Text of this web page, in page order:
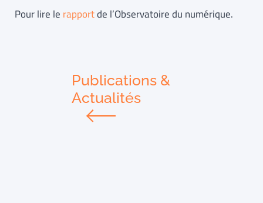
Pour lire le rapportde l’Observatoire du numérique.
Publications &
Actualités